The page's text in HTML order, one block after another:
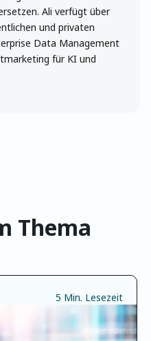
Ali verfügt über
und privaten
Data Management
für KI und
Thema
5 Min. Lesezeit